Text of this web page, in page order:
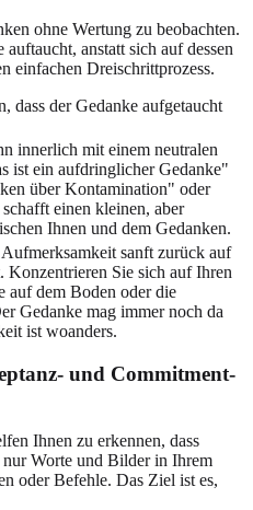
ohne Wertung zu beobachten.
anstatt sich auf dessen
einfachen Dreischrittprozess.
dass der Gedanke aufgetaucht
innerlich mit einem neutralen
ist ein aufdringlicher Gedanke"
über Kontamination" oder
einen kleinen, aber
Ihnen und dem Gedanken.
sanft zurück auf
Konzentrieren Sie sich auf Ihren
auf dem Boden oder die
Gedanke mag immer noch da
ist woanders.
und Commitment-
Ihnen zu erkennen, dass
nur Worte und Bilder in Ihrem
oder Befehle. Das Ziel ist es,